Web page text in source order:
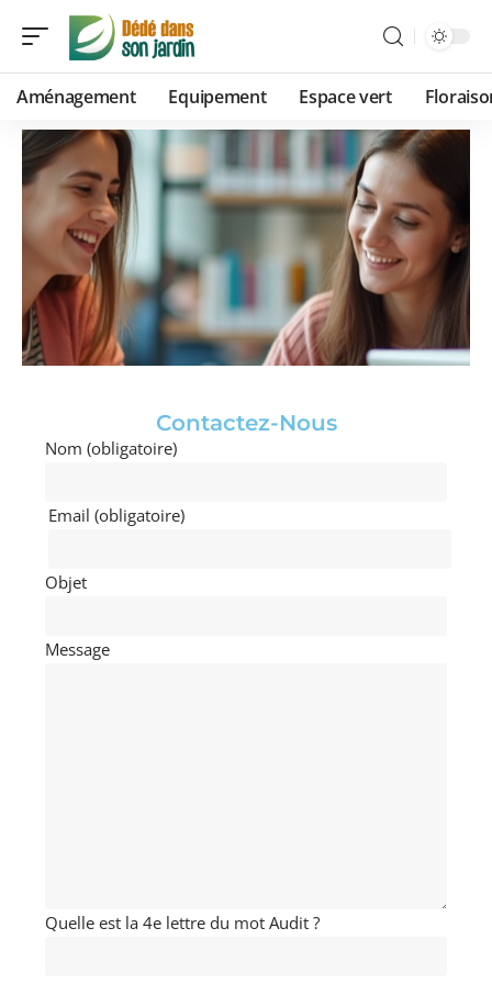
Aménagement Equipement Espace vert
Contactez-Nous
Nom (obligatoire)
Email (obligatoire)
Objet
Message
Quelle est la 4e lettre du mot Audit ?